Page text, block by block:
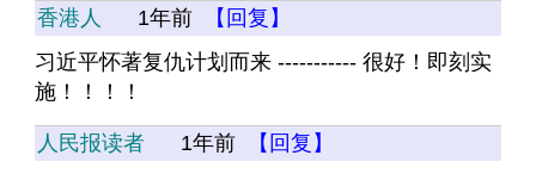
香港人 1年前
【回复】
习近平怀著复仇计划而来 ----------- 很好！即刻实
施！！！！
人民报读者 1年前
【回复】